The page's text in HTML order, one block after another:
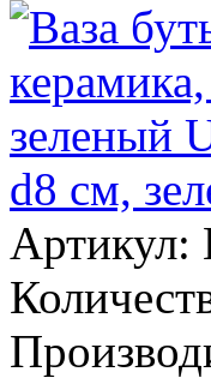
d8 см,
Артикул: